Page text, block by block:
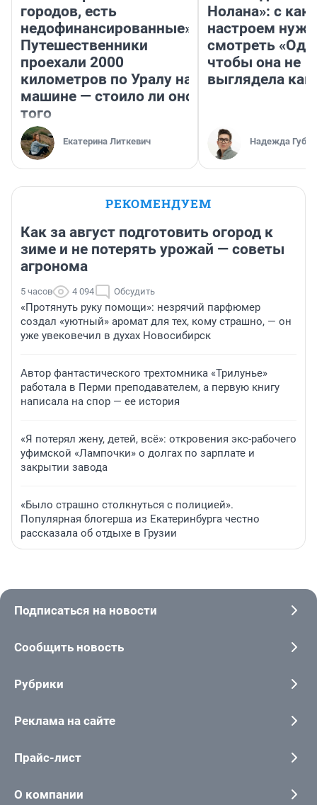
городов, есть
недофинансированные».
Путешественники
проехали 2000
километров по Уралу на
машине — стоило ли оно
того
Екатерина Литкевич
Нолана»: с
настроем
смотреть
чтобы она не
выглядела как
Надежда
РЕКОМЕНДУЕМ
Как за август подготовить огород к
зиме и не потерять урожай — советы
агронома
5 часов 4 094 Обсудить
«Протянуть руку помощи»: незрячий парфюмер
создал «уютный» аромат для тех, кому страшно, — он
уже увековечил в духах Новосибирск
Автор фантастического трехтомника «Трилунье»
работала в Перми преподавателем, а первую книгу
написала на спор — ее история
«Я потерял жену, детей, всё»: откровения экс-рабочего
уфимской «Лампочки» о долгах по зарплате и
закрытии завода
«Было страшно столкнуться с полицией».
Популярная блогерша из Екатеринбурга честно
рассказала об отдыхе в Грузии
Подписаться на новости
Сообщить новость
Рубрики
Реклама на сайте
Прайс-лист
О компании